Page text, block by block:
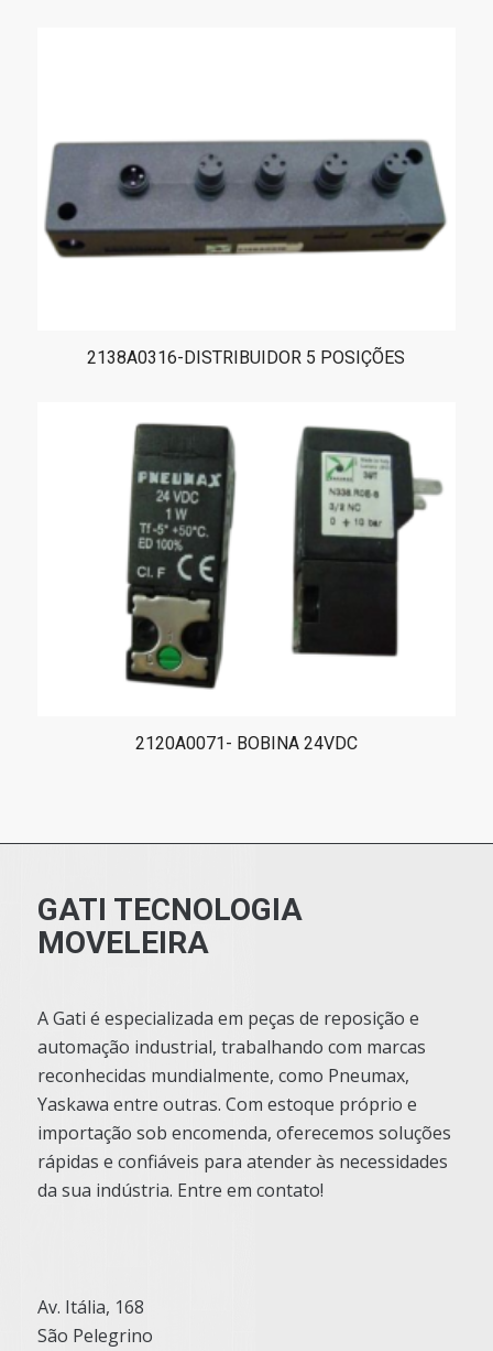
2138A0316-DISTRIBUIDOR 5 POSIÇÕES
2120A0071- BOBINA 24VDC
GATI TECNOLOGIA
MOVELEIRA
A Gati é especializada em peças de reposição e
automação industrial, trabalhando com marcas
reconhecidas mundialmente, como Pneumax,
Yaskawa entre outras. Com estoque próprio e
importação sob encomenda, oferecemos soluções
rápidas e confiáveis para atender às necessidades
da sua indústria. Entre em contato!
Av. Itália, 168
São Pelegrino